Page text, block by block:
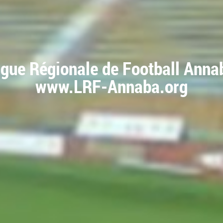
Régionale de Football
www.LRF-Annaba.org